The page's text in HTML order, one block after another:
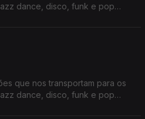
dance, disco, funk e pop
que nos transportam para os
dance, disco, funk e pop